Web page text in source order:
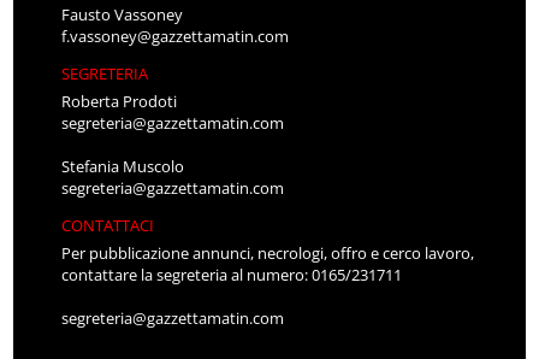
Fausto Vassoney
f.vassoney@gazzettamatin.com
SEGRETERIA
Roberta Prodoti
segreteria@gazzettamatin.com
Stefania Muscolo
segreteria@gazzettamatin.com
CONTATTACI
Per pubblicazione annunci, necrologi, offro e cerco lavoro,
contattare la segreteria al numero: 0165/231711
segreteria@gazzettamatin.com